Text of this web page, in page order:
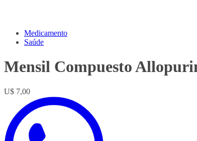
Medicamento
Saúde
Mensil Compuesto
U$ 7,00